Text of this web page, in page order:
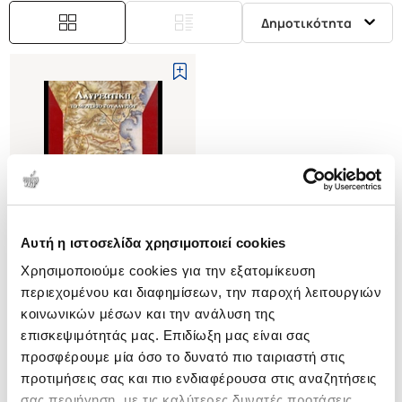
Αυτή η ιστοσελίδα χρησιμοποιεί cookies
Χρησιμοποιούμε cookies για την εξατομίκευση
περιεχομένου και διαφημίσεων, την παροχή λειτουργιών
κοινωνικών μέσων και την ανάλυση της
επισκεψιμότητάς μας. Επιδίωξη μας είναι σας
προσφέρουμε μία όσο το δυνατό πιο ταιριαστή στις
προτιμήσεις σας και πιο ενδιαφέρουσα στις αναζητήσεις
Δημοτικότητα
Δεν υπάρχει δυνατότητα παραγγελίας
(0)
ΛΑΥΡΕΩΤΙΚΗ
ΤΟ ΜΟΥΣΕΙΟ ΤΟΥ ΛΑΥΡΙΟΥ
ΟΙΚΟΝΟΜΑΚΟΥ ΜΑΡΙΑ
Κωδ. Πολιτείας:4344-0127